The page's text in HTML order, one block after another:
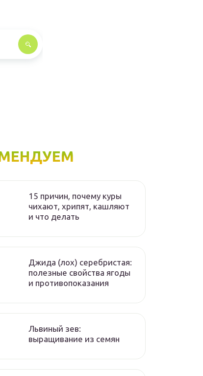
15 причин, почему куры
чихают, хрипят, кашляют
и что делать
Джида (лох) серебристая:
полезные свойства ягоды
и противопоказания
Львиный зев:
выращивание из семян